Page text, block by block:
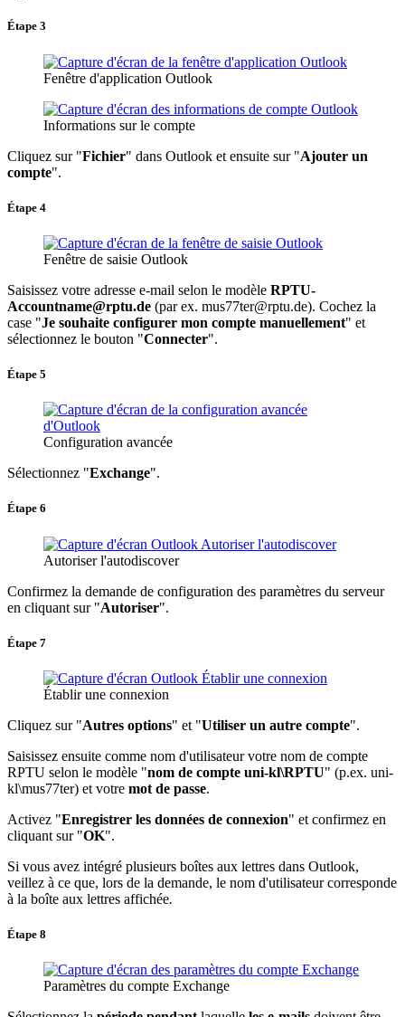
Étape 3
Fenêtre d'application Outlook
Informations sur le compte
Cliquez sur "Fichier" dans Outlook et ensuite sur "Ajouter un
compte".
Étape 4
Fenêtre de saisie Outlook
Saisissez votre adresse e-mail selon le modèle RPTU-
Accountname@rptu.de (par ex. mus77ter@rptu.de). Cochez la
case "Je souhaite configurer mon compte manuellement" et
sélectionnez le bouton "Connecter".
Étape 5
Configuration avancée
Sélectionnez "Exchange".
Étape 6
Autoriser l'autodiscover
Confirmez la demande de configuration des paramètres du serveur
en cliquant sur "Autoriser".
Étape 7
Établir une connexion
Cliquez sur "Autres options" et "Utiliser un autre compte".
Saisissez ensuite comme nom d'utilisateur votre nom de compte
RPTU selon le modèle "nom de compte uni-kl\RPTU" (p.ex. uni-
kl\mus77ter) et votre mot de passe.
Activez "Enregistrer les données de connexion" et confirmez en
cliquant sur "OK".
Si vous avez intégré plusieurs boîtes aux lettres dans Outlook,
veillez à ce que, lors de la demande, le nom d'utilisateur corresponde
à la boîte aux lettres affichée.
Étape 8
Paramètres du compte Exchange